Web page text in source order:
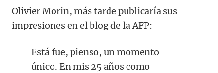
Olivier Morin, más tarde publicaría sus
impresiones en el blog de la AFP:
Está fue, pienso, un momento
único. En mis 25 años como